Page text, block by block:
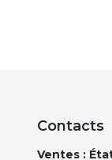
Contacts
Ventes :